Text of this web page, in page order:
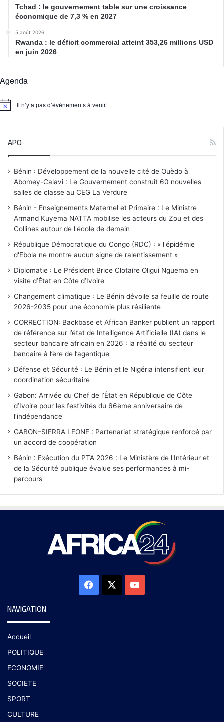
Tchad : le gouvernement table sur une croissance
économique de 7,3 % en 2027
5 août 2026
Rwanda : le déficit commercial atteint 353,26 millions USD
en juin 2026
Agenda
N
Il n’y a pas d’évènements à venir.
APO
Bénin : Développement de la nouvelle cité de Ouèdo à
Abomey-Calavi : Le Gouvernement construit 60 nouvelles
salles de classe au CEG La Verdure
Bénin - Enseignements Maternel et Primaire : Le Ministre
Armand Kuyema NATTA mobilise les acteurs du Zou et des
Collines autour de l'école de demain
République Démocratique du Congo (RDC) : « l'épidémie
d'Ebola ne montre aucun signe de ralentissement »
Diplomatie : Le Président Brice Clotaire Oligui Nguema en
visite d’État en Côte d’Ivoire
Changement climatique : Le Bénin dévoile sa feuille de route
2026-2035 pour une économie plus résiliente
CORRECTION: Backbase et African Banker publient un rapport
de référence sur l’état de Intelligence Artificielle (IA) dans le
secteur bancaire africain en 2026 : la réalité du secteur
bancaire à l’ère de l’agentique
Défense et Sécurité : Le Bénin et le Nigéria intensifient leur
coordination sécuritaire
Gabon: Arrivée du Chef de l’État en République de Côte
d’Ivoire pour les festivités du 66ème anniversaire de
l’indépendance
GABON–SIERRA LEONE : Partenariat stratégique renforcé par
un accord de coopération
Bénin : Exécution du PTA 2026 : Le Ministère de l'Intérieur et
de la Sécurité publique évalue ses performances à mi-
parcours
NAVIGATION
Accueil
POLITIQUE
ECONOMIE
SOCIETE
SPORT
CULTURE